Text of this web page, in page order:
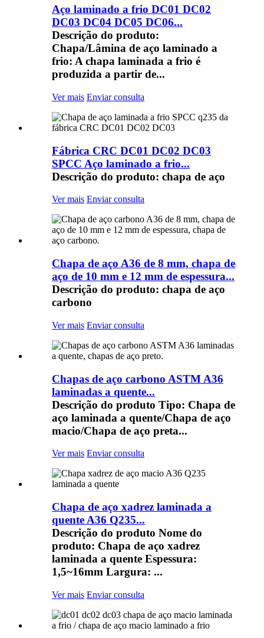
Aço laminado a frio DC01 DC02
DC03 DC04 DC05 DC06...
Descrição do produto:
Chapa/Lâmina de aço laminado a
frio: A chapa laminada a frio é
produzida a partir de...
Ver mais Enviar consulta
Fábrica CRC DC01 DC02 DC03
SPCC Aço laminado a frio...
Descrição do produto: chapa de aço
Ver mais Enviar consulta
Chapa de aço A36 de 8 mm, chapa de
aço de 10 mm e 12 mm de espessura...
Descrição do produto: chapa de aço
carbono
Ver mais Enviar consulta
Chapas de aço carbono ASTM A36
laminadas a quente...
Descrição do produto Tipo: Chapa de
aço laminada a quente/Chapa de aço
macio/Chapa de aço preta...
Ver mais Enviar consulta
Chapa de aço xadrez laminada a
quente A36 Q235...
Descrição do produto Nome do
produto: Chapa de aço xadrez
laminada a quente Espessura:
1,5~16mm Largura: ...
Ver mais Enviar consulta